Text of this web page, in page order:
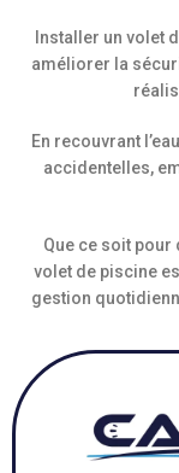
Installer un volet
améliorer la
En recouvrant
accidentelles,
Que ce soit
volet de piscine
gestion